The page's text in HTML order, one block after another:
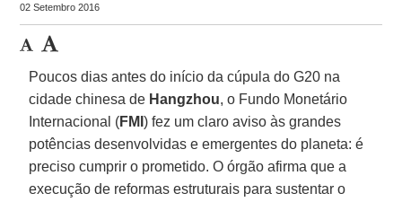
02 Setembro 2016
Poucos dias antes do início da cúpula do G20 na
cidade chinesa de Hangzhou, o Fundo Monetário
Internacional (FMI) fez um claro aviso às grandes
potências desenvolvidas e emergentes do planeta: é
preciso cumprir o prometido. O órgão afirma que a
execução de reformas estruturais para sustentar o